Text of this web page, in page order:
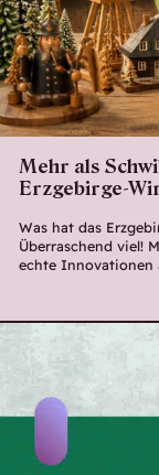
Mehr als
Erzgebirge-
Was hat das
Überraschend viel!
echte Innovationen